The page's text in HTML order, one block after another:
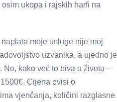
ukopa i rajskih harfi na
moje usluge nije moj
uzvanika, a ujedno je
kako već to biva u životu –
Cijena ovisi o
vjenčanja, količini razglasne